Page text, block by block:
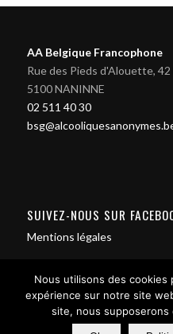
AA Belgique Francophone
Rue des Pieds d'Alouette, 42
5100 NANINNE
02 511 40 30
SUIVEZ-NOUS SUR
Mentions légales
Nous utilisons des cookies
expérience sur notre site
site, nous